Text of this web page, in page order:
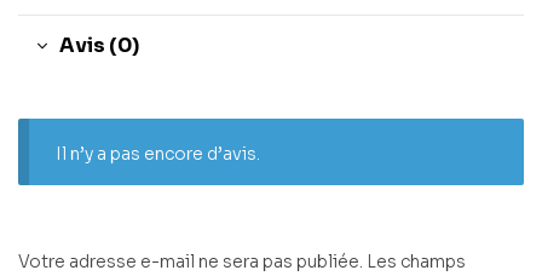
Avis (0)
Il n’y a pas encore d’avis.
Votre adresse e-mail ne sera pas publiée. Les champs